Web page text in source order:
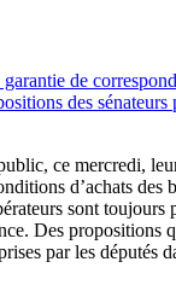
de
des
ce mercredi,
d’achats des
sont toujours
Des propositions
par les députés